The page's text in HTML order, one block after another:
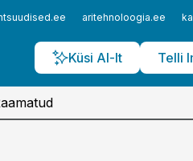
aritehnoloogia.ee
Küsi AI-lt Telli